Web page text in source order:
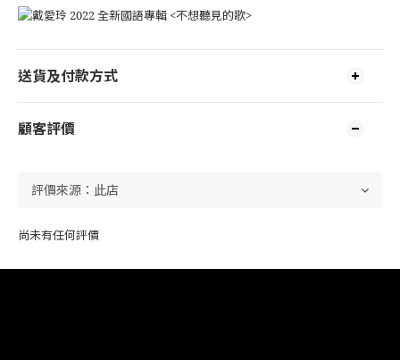
送貨及付款方式
顧客評價
尚未有任何評價